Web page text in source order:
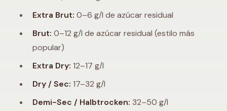
Extra Brut: 0–6 g/l de azúcar residual
Brut: 0–12 g/l de azúcar residual (estilo más
popular)
Extra Dry: 12–17 g/l
Dry / Sec: 17–32 g/l
Demi-Sec / Halbtrocken: 32–50 g/l